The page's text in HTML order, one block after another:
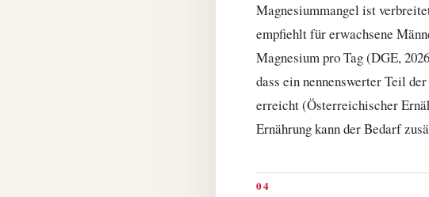
Magnesiummangel ist
empfiehlt für erwachsene
Magnesium pro Tag (DGE,
dass ein nennenswerter Teil
erreicht (Österreichischer
Ernährung kann der Bedarf